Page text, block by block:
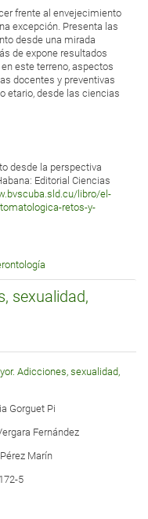
frente al envejecimiento
excepción. Presenta las
desde una mirada
de expone resultados
este terreno, aspectos
docentes y preventivas
etario, desde las ciencias
desde la perspectiva
Editorial Ciencias
libro/el-
retos-y-
sexualidad,
Adicciones, sexualidad,
Gorguet Pi
Fernández
Marín
5